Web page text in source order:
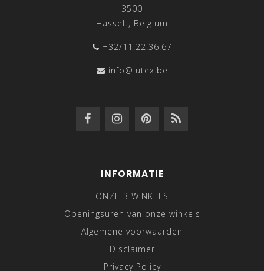
3500
Hasselt, Belgium
+32/11.22.36.67
info@lutex.be
INFORMATIE
ONZE 3 WINKELS
Openingsuren van onze winkels
Algemene voorwaarden
Disclaimer
Privacy Policy